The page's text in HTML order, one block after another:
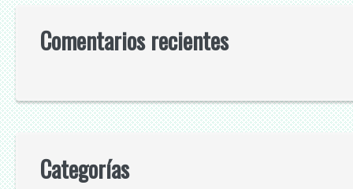
Comentarios recientes
Categorías